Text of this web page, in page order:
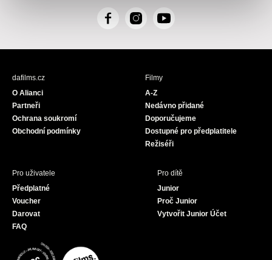
F
c
I
s
Y
u
dafilms.cz
O Alianci
Partneři
Ochrana soukromí
Obchodní podmínky
Filmy
A-Z
Nedávno přidané
Doporučujeme
Dostupné pro předplatitele
Režiséři
Pro uživatele
Předplatné
Voucher
Darovat
FAQ
Pro dítě
Junior
Proč Junior
Vytvořit Junior Účet